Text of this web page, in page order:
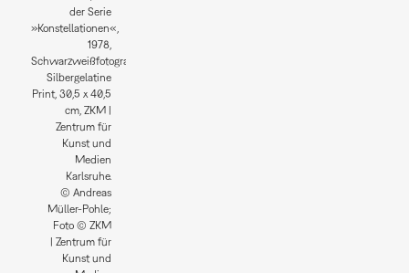
der Serie
»Konstellationen«,
1978,
Schwarzweißfotografie;
Silbergelatine
Print, 30,5 x 40,5
cm, ZKM |
Zentrum für
Kunst und
Medien
Karlsruhe.
© Andreas
Müller-Pohle;
Foto © ZKM
| Zentrum für
Kunst und